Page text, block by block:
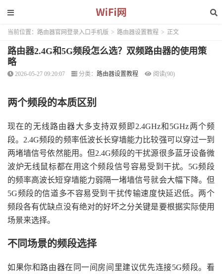
当前位置： 路由器官网登录入口手机版 > 路由器设置教程 > 正文
路由器2.4G和5G频段怎么选？双频路由器的使用策
略
2026-05-27 09:20:07 分类： 路由器设置教程 阅读(90)
两个频段的本质区别
现在的无线路由器大多支持双频即2.4GHz和5GHz两个频
段。2.4G频段的频率低波长长穿墙能力比较强可以穿过一到
两堵墙信号依然能用。但2.4G频段的干扰源很多蓝牙设备微
波炉无线鼠标都在用这个频段信号容易受到干扰。5G频段
的频率高波长短穿墙能力弱隔一堵墙信号就会大幅下降。但
5G频段的信道多不容易受到干扰传输速度快延迟低。两个
频段各有优缺点没有绝对的好坏之分关键是要根据实际使用
场景来选择。
不同场景的频段选择
如果你和路由器在同一间房间里建议优先连接5G频段。看